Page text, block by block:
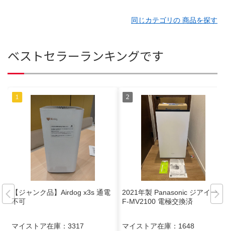
同じカテゴリの 商品を探す
ベストセラーランキングです
【ジャンク品】Airdog x3s 通電
不可
マイストア在庫： 3317
2021年製 Panasonic ジアイーノ
F-MV2100 電極交換済
マイストア在庫： 1648